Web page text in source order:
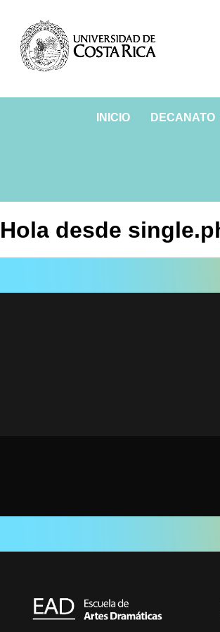
INICIO DECANATO
Hola desde